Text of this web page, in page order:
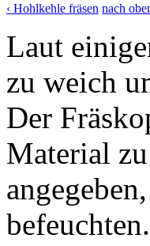
‹ Hohlkehle fräsen nach
Laut
zu weich
Der
Material